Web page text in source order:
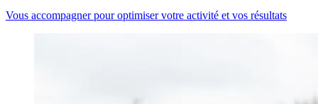
Vous accompagner pour optimiser votre activité et vos résultats